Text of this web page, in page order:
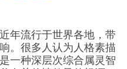
年流行于世界各地，带
。很多人认为人格素描
一种深层次综合属灵智